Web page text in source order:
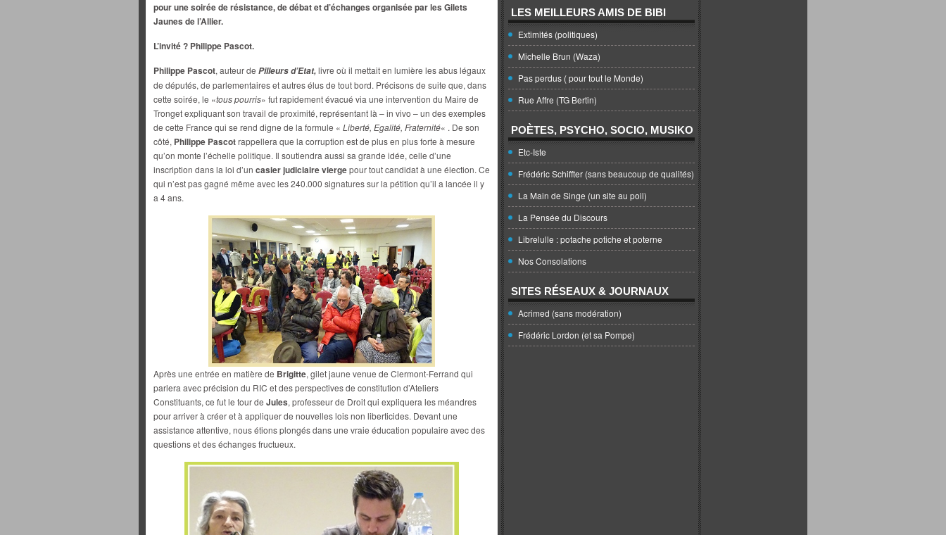
pour une soirée de résistance, de débat et d’échanges organisée par les Gilets
Jaunes de l’Allier.
L’invité ? Philippe Pascot.
Philippe Pascot, auteur de Pilleurs d’Etat,livre où il mettait en lumière les abus légaux
de députés, de parlementaires et autres élus de tout bord. Précisons de suite que, dans
cette soirée, le «tous pourris» fut rapidement évacué via une intervention du Maire de
Tronget expliquant son travail de proximité, représentant là – in vivo – un des exemples
de cette France qui se rend digne de la formule « Liberté, Egalité, Fraternité« . De son
côté, Philippe Pascotrappellera que la corruption est de plus en plus forte à mesure
qu’on monte l’échelle politique. Il soutiendra aussi sa grande idée, celle d’une
inscription dans la loi d’un casier judiciaire viergepour tout candidat à une élection. Ce
qui n’est pas gagné même avec les 240.000 signatures sur la pétition qu’il a lancée il y
a 4 ans.
Après une entrée en matière de Brigitte, gilet jaune venue de Clermont-Ferrand qui
parlera avec précision du RIC et des perspectives de constitution d’Ateliers
Constituants, ce fut le tour de Jules, professeur de Droit qui expliquera les méandres
pour arriver à créer et à appliquer de nouvelles lois non liberticides. Devant une
assistance attentive, nous étions plongés dans une vraie éducation populaire avec des
questions et des échanges fructueux.
LES MEILLEURS AMIS DE BIBI
Extimités (politiques)
Michelle Brun (Waza)
Pas perdus ( pour tout le Monde)
Rue Affre (TG Bertin)
POÈTES, PSYCHO, SOCIO, MUSIKO
Etc-Iste
Frédéric Schiffter (sans beaucoup de qualités)
La Main de Singe (un site au poil)
La Pensée du Discours
Librelulle : potache potiche et poterne
Nos Consolations
SITES RÉSEAUX & JOURNAUX
Acrimed (sans modération)
Frédéric Lordon (et sa Pompe)